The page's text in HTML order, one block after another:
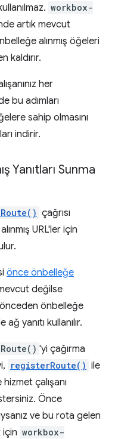
workbox-
artık mevcut
alınmış öğeleri
kaldırır.
her
bu adımları
sahip olmasını
indirir.
Yanıtları Sunma
çağrısı
URL'ler için
önce önbelleğe
değilse
önbelleğe
ağ yanıtı kullanılır.
'yi çağırma
registerRoute() ile
çalışanı
Önce
ve bu rota gelen
için workbox-